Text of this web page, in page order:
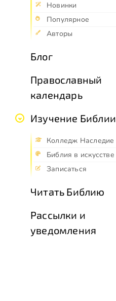
Новинки
Популярное
Авторы
Блог
Православный
календарь
Изучение Библии
Колледж Наследие
Библия в искусстве
Записаться
Читать Библию
Рассылки и
уведомления